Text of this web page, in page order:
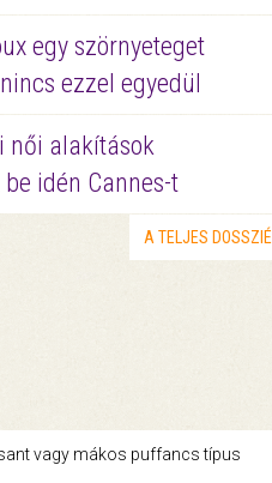
egy szörnyeteget
ezzel egyedül
női alakítások
idén Cannes-t
A TELJES DOSSZIÉ
vagy mákos puffancs típus